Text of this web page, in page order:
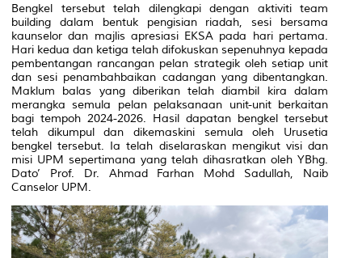
Bengkel tersebut telah dilengkapi dengan aktiviti team
building dalam bentuk pengisian riadah, sesi bersama
kaunselor dan majlis apresiasi EKSA pada hari pertama.
Hari kedua dan ketiga telah difokuskan sepenuhnya kepada
pembentangan rancangan pelan strategik oleh setiap unit
dan sesi penambahbaikan cadangan yang dibentangkan.
Maklum balas yang diberikan telah diambil kira dalam
merangka semula pelan pelaksanaan unit-unit berkaitan
bagi tempoh 2024-2026. Hasil dapatan bengkel tersebut
telah dikumpul dan dikemaskini semula oleh Urusetia
bengkel tersebut. Ia telah diselaraskan mengikut visi dan
misi UPM sepertimana yang telah dihasratkan oleh YBhg.
Dato’ Prof. Dr. Ahmad Farhan Mohd Sadullah, Naib
Canselor UPM.